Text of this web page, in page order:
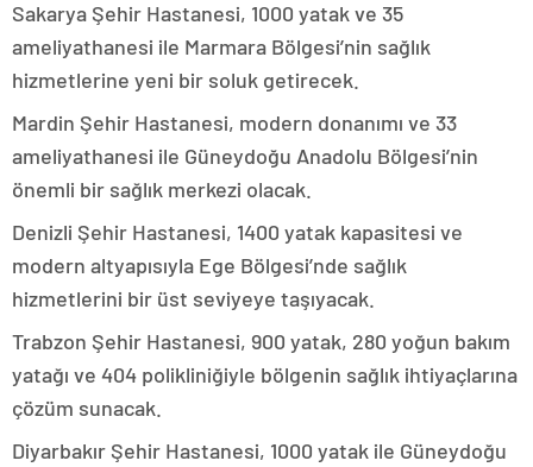
Sakarya Şehir Hastanesi, 1000 yatak ve 35
ameliyathanesi ile Marmara Bölgesi’nin sağlık
hizmetlerine yeni bir soluk getirecek.
Mardin Şehir Hastanesi, modern donanımı ve 33
ameliyathanesi ile Güneydoğu Anadolu Bölgesi’nin
önemli bir sağlık merkezi olacak.
Denizli Şehir Hastanesi, 1400 yatak kapasitesi ve
modern altyapısıyla Ege Bölgesi’nde sağlık
hizmetlerini bir üst seviyeye taşıyacak.
Trabzon Şehir Hastanesi, 900 yatak, 280 yoğun bakım
yatağı ve 404 polikliniğiyle bölgenin sağlık ihtiyaçlarına
çözüm sunacak.
Diyarbakır Şehir Hastanesi, 1000 yatak ile Güneydoğu